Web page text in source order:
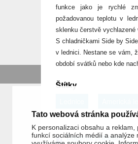
funkce jako je rychlé
požadovanou teplotu v
sklenku čerstvě
S chladničkami Side by
v lednici. Nestane se vám,
období svátků nebo kde
Štítky
Doporuč přátelům
Tato webová stránka
K personalizaci obsahu a reklam,
funkcí sociálních médií a analýze